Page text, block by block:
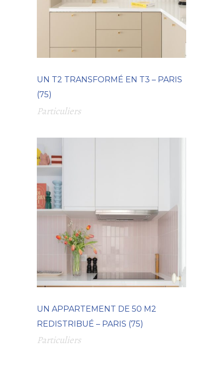
UN T2 TRANSFORMÉ EN T3 – PARIS
(75)
Particuliers
UN APPARTEMENT DE 50 M2
REDISTRIBUÉ – PARIS (75)
Particuliers